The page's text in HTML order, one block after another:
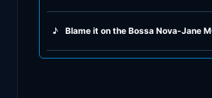
♪ Blame it on the Bossa Nova-Jane